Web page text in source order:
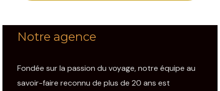
Notre agence
Fondée sur la passion du voyage, notre équipe au
savoir-faire reconnu de plus de 20 ans est